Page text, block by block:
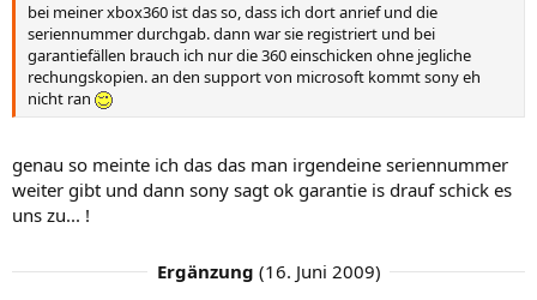
bei meiner xbox360 ist das so, dass ich dort anrief und die
seriennummer durchgab. dann war sie registriert und bei
garantiefällen brauch ich nur die 360 einschicken ohne jegliche
rechungskopien. an den support von microsoft kommt sony eh
nicht ran
genau so meinte ich das das man irgendeine seriennummer
weiter gibt und dann sony sagt ok garantie is drauf schick es
uns zu... !
Ergänzung (16. Juni 2009)